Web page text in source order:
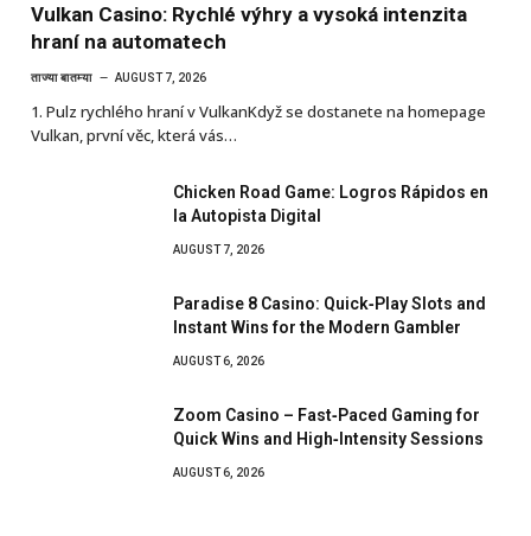
Vulkan Casino: Rychlé výhry a vysoká intenzita
hraní na automatech
ताज्या बातम्या AUGUST 7, 2026
1. Pulz rychlého hraní v VulkanKdyž se dostanete na homepage
Vulkan, první věc, která vás…
Chicken Road Game: Logros Rápidos en
la Autopista Digital
AUGUST 7, 2026
Paradise 8 Casino: Quick‑Play Slots and
Instant Wins for the Modern Gambler
AUGUST 6, 2026
Zoom Casino – Fast‑Paced Gaming for
Quick Wins and High‑Intensity Sessions
AUGUST 6, 2026